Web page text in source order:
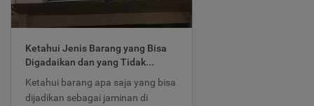
Ketahui Jenis Barang yang Bisa
Digadaikan dan yang Tidak...
Ketahui barang apa saja yang bisa
dijadikan sebagai jaminan di